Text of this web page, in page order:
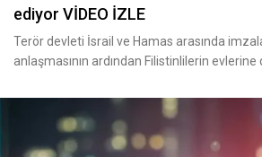
ediyor VİDEO İZLE
Terör devleti İsrail ve Hamas arasında
anlaşmasının ardından Filistinlilerin evlerine